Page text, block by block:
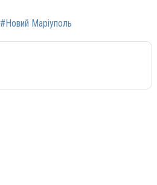
#Новий Маріуполь